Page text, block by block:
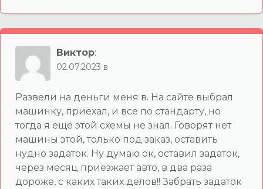
Виктор:
02.07.2023 в
Развели на деньги меня в. На сайте выбрал
машинку, приехал, и все по стандарту, но
тогда я ещё этой схемы не знал. Говорят нет
машины этой, только под заказ, оставить
нудно задаток. Ну думаю ок, оставил задаток,
через месяц приезжает авто, в два раза
дороже, с каких таких делов!! Забрать задаток